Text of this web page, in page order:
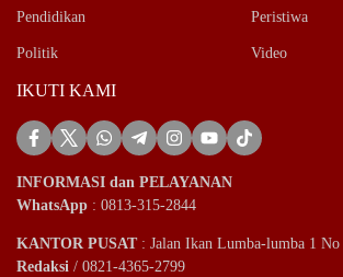
Pendidikan Peristiwa
Politik Video
IKUTI KAMI
INFORMASI dan PELAYANAN
WhatsApp : 0813-315-2844
KANTOR PUSAT: Jalan Ikan Lumba-lumba 1 No
Redaksi / 0821-4365-2799